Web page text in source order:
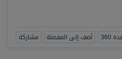
أضف إلى المفضلة مشاركة